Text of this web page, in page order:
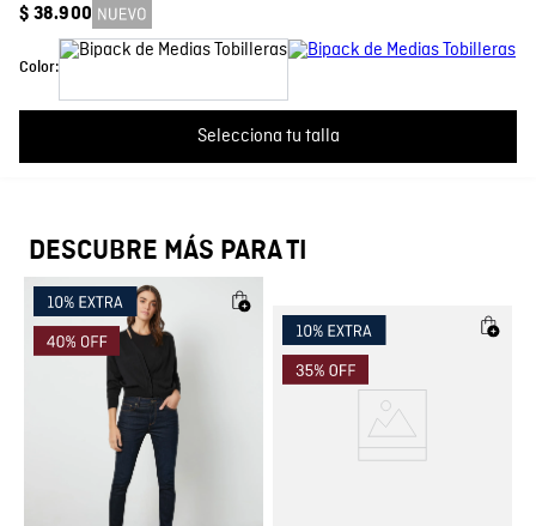
$ 38.900
Color:
Selecciona tu talla
País de Fabricación Hecho en Colombia
Fabricante / importador COMODIN S.A.S.
Más reciente Todos
Cargando comentarios…
DESCUBRE MÁS PARA TI